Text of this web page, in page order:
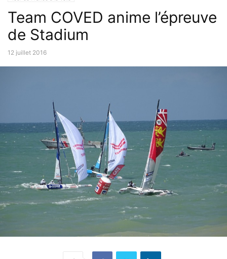
Team COVED anime l’épreuve
de Stadium
12 juillet 2016